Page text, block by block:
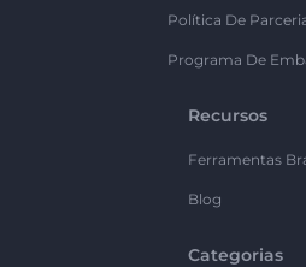
Política De
Programa De
Recursos
Ferramentas
Blog
Categorias